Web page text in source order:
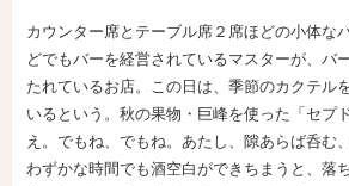
カウンター席とテーブル席２席ほどの小体な
どでもバーを経営されているマスターが、バ
たれているお店。この日は、季節のカクテル
いるという。秋の果物・巨峰を使った「セプ
え。でもね、でもね。あたし、隙あらば呑む
わずかな時間でも酒空白ができちまうと、落